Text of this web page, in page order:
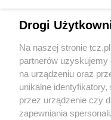
O FIRMIE
Drogi
Na naszej stronie
partnerów
na urządzeniu oraz
unikalne
przez urządzenie czy
zapewniania